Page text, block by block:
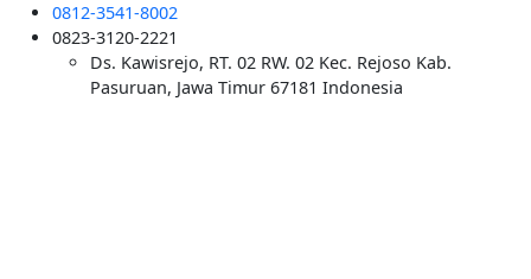
0812-3541-8002
0823-3120-2221
Ds. Kawisrejo, RT. 02 RW. 02 Kec. Rejoso Kab.
Pasuruan, Jawa Timur 67181 Indonesia